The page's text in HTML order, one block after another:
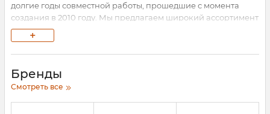
долгие годы совместной работы, прошедшие с момента
создания в 2010 году. Мы предлагаем широкий ассортимент
фармацевтических препаратов, фармацевтических
инъекций. Предлагаемые продукты произведены в Индии,
используя чистые и нетоксичные компоненты индийскими
их высокую эффективность, доступность, качество упаковки
и длительный срок хранения. Предлагаемые лекарства из
Индии используются в различных областях медицины для
+
Бренды
Смотреть все